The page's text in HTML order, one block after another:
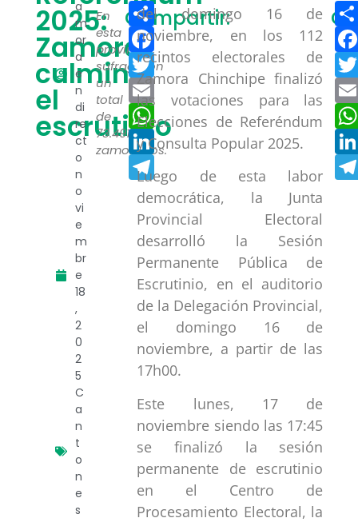
2025:
Zamora
culmina
el
escrutinio
a
m
or
a
e
n
di
re
ct
o
n
o
vi
e
m
br
e
18
,
2
0
2
5
C
a
n
t
o
n
e
s
En
esta
provincia,
sufragaron
un
total
de
73.491
zamoranos.
Compartir:
Compartir
Facebook
Twitter
Email
WhatsApp
LinkedIn
Telegram
del domingo 16 de
noviembre, en los 112
recintos electorales de
Zamora Chinchipe finalizó
las votaciones para las
Elecciones de Referéndum
y Consulta Popular 2025.
Luego de esta labor
democrática, la Junta
Provincial Electoral
desarrolló la Sesión
Permanente Pública de
Escrutinio, en el auditorio
de la Delegación Provincial,
el domingo 16 de
noviembre, a partir de las
17h00.
Este lunes, 17 de
noviembre siendo las 17:45
se finalizó la sesión
permanente de escrutinio
en el Centro de
Procesamiento Electoral, la